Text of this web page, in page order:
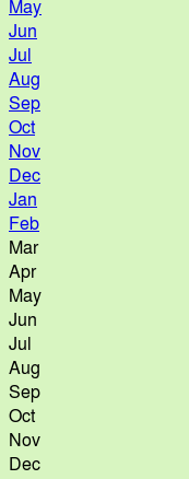
May
Jun
Jul
Aug
Sep
Oct
Nov
Dec
Jan
Feb
Mar
Apr
May
Jun
Jul
Aug
Sep
Oct
Nov
Dec